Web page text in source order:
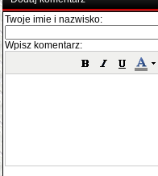
Twoje imie i nazwisko:
Wpisz komentarz: